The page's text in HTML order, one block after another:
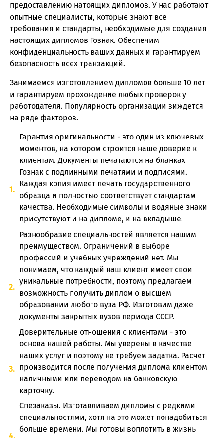
предоставлению натоящих дипломов. У нас работают
опытные специалисты, которые знают все
требования и стандарты, необходимые для создания
настоящих дипломов Гознак. Обеспечим
конфиденциальность ваших данных и гарантируем
безопасность всех транзакций.
Занимаемся изготовлением дипломов больше 10 лет
и гарантируем прохождение любых проверок у
работодателя. Популярность организации зиждется
на ряде факторов.
Гарантия оригинальности - это один из ключевых
моментов, на котором строится наше доверие к
клиентам. Документы печатаются на бланках
Гознак с подлинными печатями и подписями.
Каждая копия имеет печать государственного
образца и полностью соответствует стандартам
качества. Необходимые символы и водяные знаки
присутствуют и на дипломе, и на вкладыше.
Разнообразие специальностей является нашим
преимуществом. Ограничений в выборе
профессий и учебных учреждений нет. Мы
понимаем, что каждый наш клиент имеет свои
уникальные потребности, поэтому предлагаем
возможность получить диплом о высшем
образовании любого вуза РФ. Изготовим даже
документы закрытых вузов периода СССР.
Доверительные отношения с клиентами - это
основа нашей работы. Мы уверены в качестве
наших услуг и поэтому не требуем задатка. Расчет
производится после получения диплома клиентом
наличными или переводом на банковскую
карточку.
Спезаказы. Изготавливаем дипломы с редкими
специальностями, хотя на это может понадобиться
больше времени. Мы готовы воплотить в жизнь